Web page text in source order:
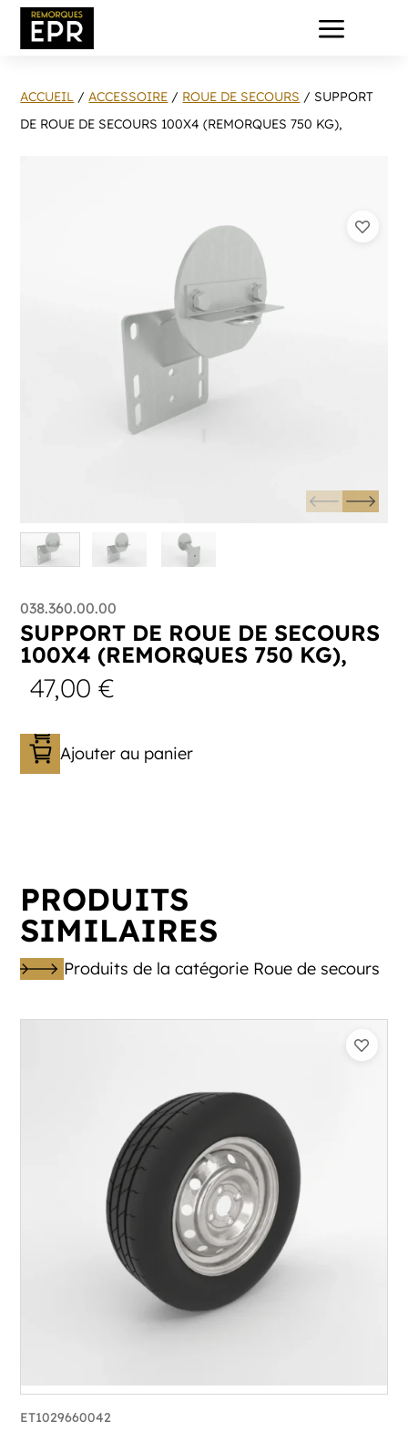
a
ACCUEIL /ACCESSOIRE / ROUE DE SECOURS / SUPPORT
DE ROUE DE SECOURS 100X4 (REMORQUES 750 KG),
038.360.00.00
SUPPORT DE ROUE DE SECOURS
100X4 (REMORQUES 750 KG),
47,00€
Ajouter au panier
PRODUITS
SIMILAIRES
Produits de la catégorie Roue de secours
ET1029660042